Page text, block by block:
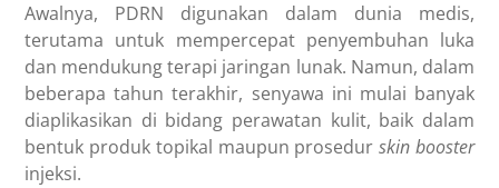
Awalnya, PDRN digunakan dalam dunia medis,
terutama untuk mempercepat penyembuhan luka
dan mendukung terapi jaringan lunak. Namun, dalam
beberapa tahun terakhir, senyawa ini mulai banyak
diaplikasikan di bidang perawatan kulit, baik dalam
bentuk produk topikal maupun prosedur skin booster
injeksi.